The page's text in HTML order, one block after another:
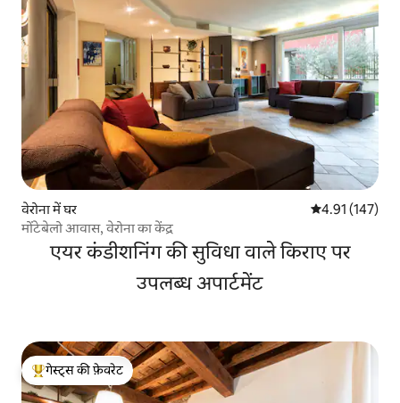
वेरोना में घर औसत रेटिंग 5 में से
4.91 (147)
मोंटेबेलो आवास, वेरोना का केंद्र
एयर कंडीशनिंग की सुविधा वाले किराए पर
उपलब्ध अपार्टमेंट
गेस्ट्स का टॉप फ़ेवरेट
गेस्ट्स की फ़ेवरेट